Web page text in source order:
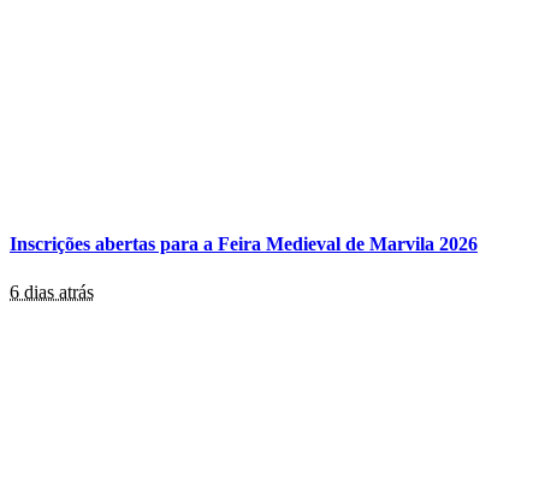
Inscrições abertas para a Feira Medieval de Marvila 2026
6 dias atrás